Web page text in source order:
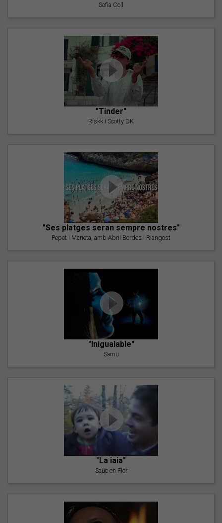
Sofia Coll
"Tinder"
Riskk i Scotty DK
"Ses platges seran sempre nostres"
Pepet i Marieta, amb Abril Bordes i Riangost
"Inigualable"
Samu
"La iaia"
Saüc en Flor